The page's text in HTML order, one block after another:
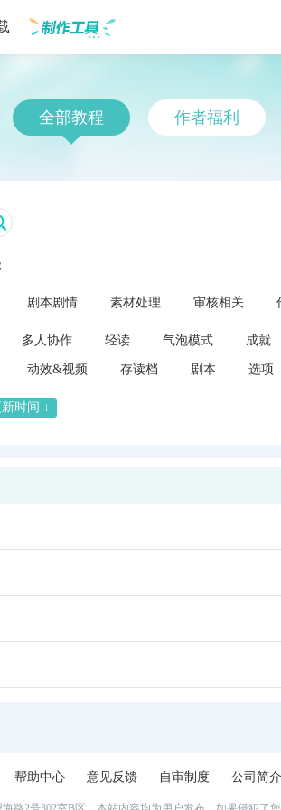
全部教程 作者福利
剧本剧情 素材处理 审核相关
多人协作 轻读 气泡模式 成就
动效&视频 存读档 剧本 选项
时间 ↓
帮助中心 意见反馈 自审制度 公司简介